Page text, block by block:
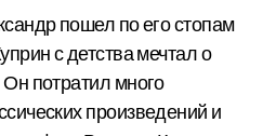
пошел по его стопам
с детства мечтал о
потратил много
произведений и